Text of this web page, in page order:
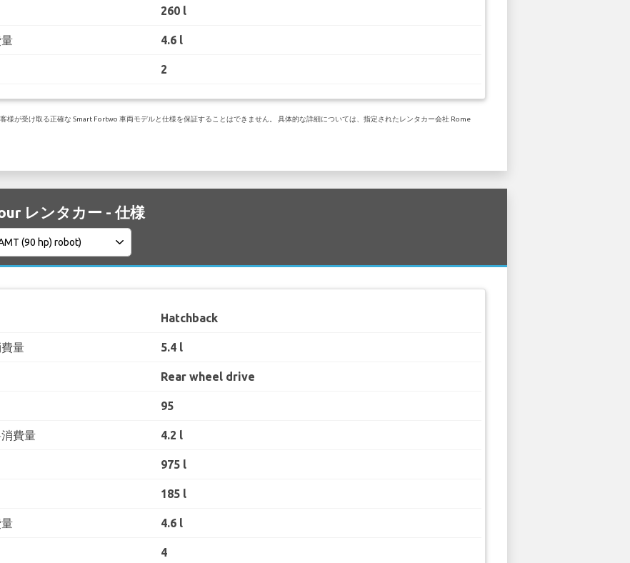
260 l
4.6 l
2
様が受け取る正確な Smart Fortwo 車両モデルと仕様を保証することはできません。 具体的な詳細については、指定されたレンタカー会社 Rome
レンタカー - 仕様
Hatchback
量 5.4 l
Rear wheel drive
95
費量 4.2 l
975 l
185 l
4.6 l
4